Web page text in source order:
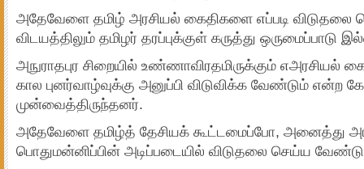
அதேவேளை தமிழ் அரசியல் கைதிகளை எப்படி
விடயத்திலும் தமிழர் தரப்புக்குள் கருத்து ஒருமைப்பாடு
அநுராதபுர சிறையில் உண்ணாவிரதமிருக்கும் எஅரசியல்
கால புனர்வாழ்வுக்கு அனுப்பி விடுவிக்க வேண்டும் என்ற
முன்வைத்திருந்தனர்.
அதேவேளை தமிழ்த் தேசியக் கூட்டமைப்போ, அனைத்து
பொதுமன்னிப்பின் அடிப்படையில் விடுதலை செய்ய